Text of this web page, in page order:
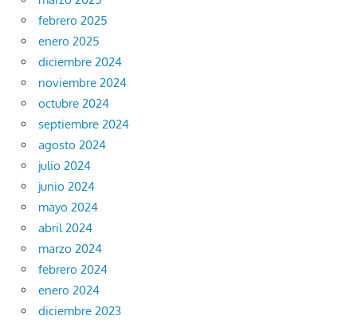
febrero 2025
enero 2025
diciembre 2024
noviembre 2024
octubre 2024
septiembre 2024
agosto 2024
julio 2024
junio 2024
mayo 2024
abril 2024
marzo 2024
febrero 2024
enero 2024
diciembre 2023